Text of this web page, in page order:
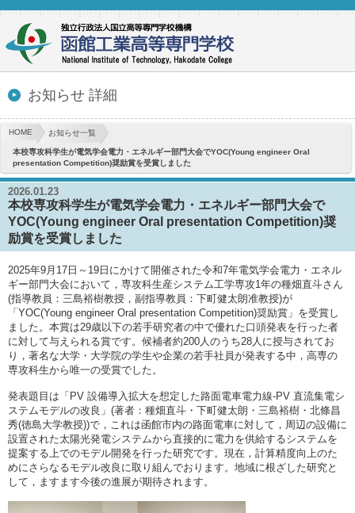
お知らせ 詳細
HOME お知らせ一覧
本校専攻科学生が電気学会電力・エネルギー部門大会でYOC(Young engineer Oral
presentation Competition)奨励賞を受賞しました
2026.01.23
本校専攻科学生が電気学会電力・エネルギー部門大会で
YOC(Young engineer Oral presentation Competition)奨
励賞を受賞しました
2025年9月17日～19日にかけて開催された令和7年電気学会電力・エネル
ギー部門大会において，専攻科生産システム工学専攻1年の種畑直斗さん
(指導教員：三島裕樹教授，副指導教員：下町健太朗准教授)が
「YOC(Young engineer Oral presentation Competition)奨励賞」を受賞し
ました。本賞は29歳以下の若手研究者の中で優れた口頭発表を行った者
に対して与えられる賞です。候補者約200人のうち28人に授与されてお
り，著名な大学・大学院の学生や企業の若手社員が発表する中，高専の
専攻科生から唯一の受賞でした。
発表題目は「PV 設備導⼊拡⼤を想定した路⾯電⾞電⼒線-PV 直流集電シ
ステムモデルの改良」(著者：種畑直斗・下町健太朗・三島裕樹・北條昌
秀(徳島大学教授))で，これは函館市内の路面電車に対して，周辺の設備に
設置された太陽光発電システムから直接的に電力を供給するシステムを
提案する上でのモデル開発を行った研究です。現在，計算精度向上のた
めにさらなるモデル改良に取り組んでおります。地域に根ざした研究と
して，ますます今後の進展が期待されます。